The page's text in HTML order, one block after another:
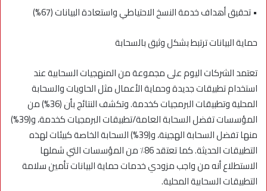
• تحقيق أهداف خدمة النسخ الاحتياطي واستعادة البيانات (67%)
حماية البيانات ترتبط بشكل وثيق بالسحابة
تعتمد الشركات اليوم على مجموعة من المنهجيات السحابية عند
استخدام تطبيقات جديدة وحماية الأعمال مثل الحاويات والسحابة
المحلية وتطبيقات البرمجيات كخدمة. وتكشف النتائج بأن (36%) من
المؤسسات تفضل السحابة العامة/تطبيقات البرمجيات كخدمة، و(39%)
منها تفضل السحابة الهجينة، و(39%) السحابة الخاصة كبيئات لهذه
التطبيقات الحديثة. كما تعتقد 86٪ من المؤسسات التي شملها
الاستطلاع أنه من واجب مزودي خدمات حماية البيانات تأمين سلامة
التطبيقات السحابية المحلية.